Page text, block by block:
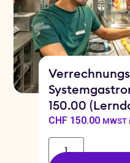
150.00
CHF150.00